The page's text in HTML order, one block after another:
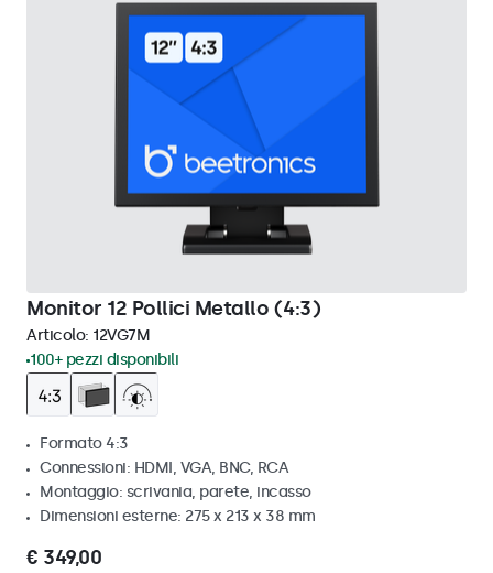
Monitor 12 Pollici Metallo (4:3)
Articolo: 12VG7M
100+ pezzi disponibili
Formato 4:3
Connessioni: HDMI, VGA, BNC, RCA
Montaggio: scrivania, parete, incasso
Dimensioni esterne: 275 x 213 x 38 mm
€ 349,00